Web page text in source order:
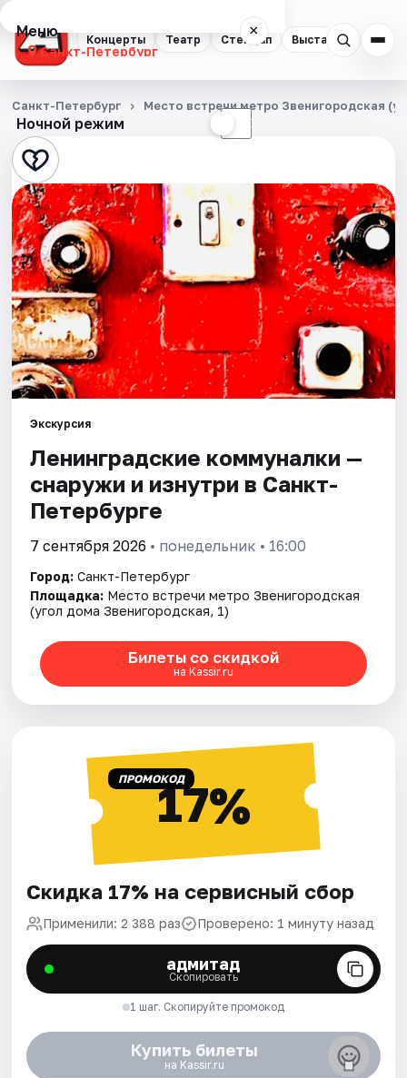
Концерты Театр Стендап Выставки
Меню ×
Санкт-Петербург
Концерты
Театр
Стендап
Выставки
Квесты
Экскурсии
Спорт
События
Города
Площадки
Артисты
Рейтинги
Ночной режим ☾
Санкт-Петербург Место встречи метро Звенигородская
Экскурсия
Ленинградские коммуналки —
снаружи и изнутри в Санкт-
Петербурге
7 сентября 2026 • понедельник • 16:00
Город: Санкт-Петербург
Площадка: Место встречи метро Звенигородская
(угол дома Звенигородская, 1)
Билеты со скидкой
на Kassir.ru
ПРОМОКОД17%
Скидка 17% на сервисный сбор
Применили: 2 388 раз Проверено: 1 минуту назад
адмитад
Скопировать
1 шаг. Скопируйте промокод
Купить билеты
на Kassir.ru